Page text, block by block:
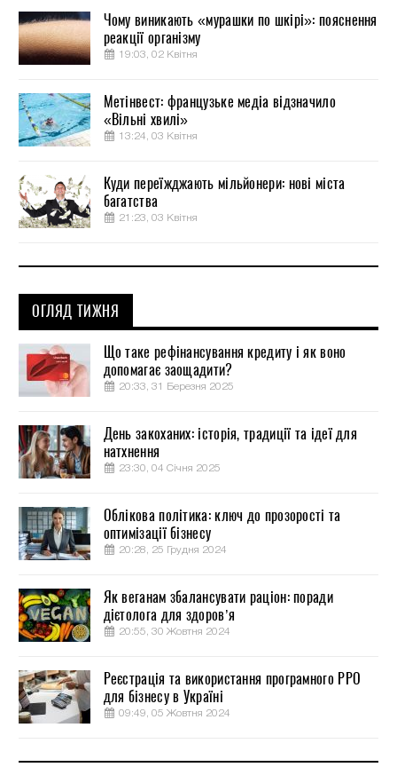
Чому виникають «мурашки по шкірі»: пояснення
реакції організму
19:03, 02 Квітня
Метінвест: французьке медіа відзначило
«Вільні хвилі»
13:24, 03 Квітня
Куди переїжджають мільйонери: нові міста
багатства
21:23, 03 Квітня
ОГЛЯД ТИЖНЯ
Що таке рефінансування кредиту і як воно
допомагає заощадити?
20:33, 31 Березня 2025
День закоханих: історія, традиції та ідеї для
натхнення
23:30, 04 Січня 2025
Облікова політика: ключ до прозорості та
оптимізації бізнесу
20:28, 25 Грудня 2024
Як веганам збалансувати раціон: поради
дієтолога для здоров’я
20:55, 30 Жовтня 2024
Реєстрація та використання програмного РРО
для бізнесу в Україні
09:49, 05 Жовтня 2024